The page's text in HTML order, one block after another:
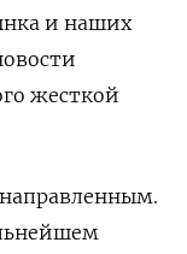
и наших
жесткой